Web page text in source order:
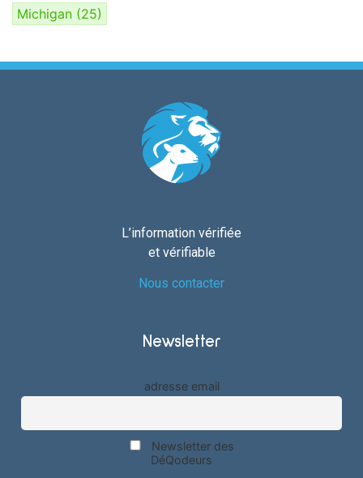
Michigan (25)
L’information vérifiée
et vérifiable
Nous contacter
Newsletter
adresse email
Newsletter des
DéQodeurs